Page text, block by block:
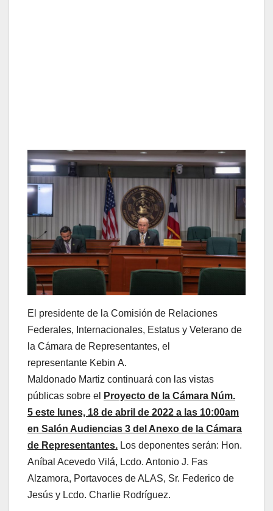
El presidente de la Comisión de Relaciones
Federales, Internacionales, Estatus y Veterano de
la Cámara de Representantes, el
representante Kebin A.
Maldonado Martiz continuará con las vistas
públicas sobre el
Proyecto de la Cámara Núm.
5 este lunes, 18 de abril de 2022 a las 10:00am
en Salón Audiencias 3 del Anexo de la Cámara
de Representantes. Los deponentes serán: Hon.
Aníbal Acevedo Vilá, Lcdo. Antonio J. Fas
Alzamora, Portavoces de ALAS, Sr. Federico de
Jesús y Lcdo. Charlie Rodríguez.